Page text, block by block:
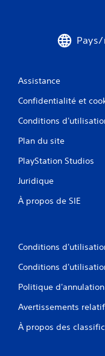
Assistance
Confidentialité et
Conditions
Plan du site
PlayStation Studios
Juridique
À propos de SIE
Conditions
Conditions
Politique d'annulation
Avertissements
À propos des